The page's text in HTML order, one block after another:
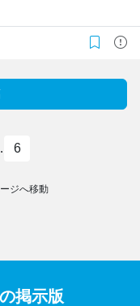
6
ジへ移動
掲示版